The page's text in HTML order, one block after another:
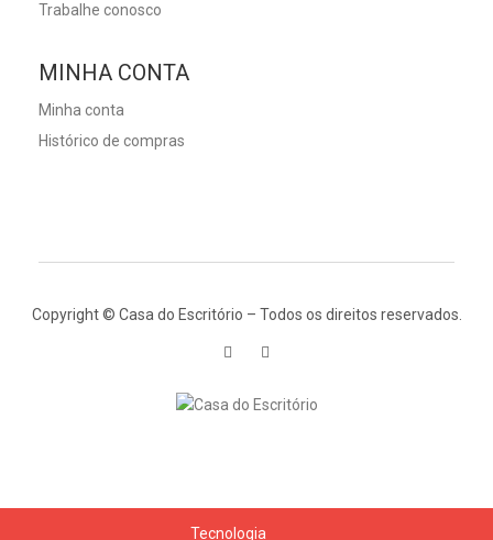
Trabalhe conosco
MINHA CONTA
Minha conta
Histórico de compras
Copyright © Casa do Escritório – Todos os direitos reservados.
Tecnologia